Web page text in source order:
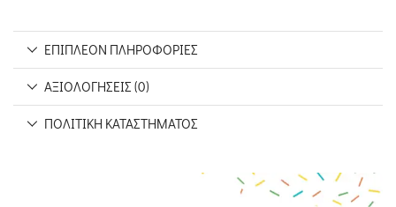
ΕΠΙΠΛΈΟΝ ΠΛΗΡΟΦΟΡΊΕΣ
ΑΞΙΟΛΟΓΉΣΕΙΣ (0)
ΠΟΛΙΤΙΚΉ ΚΑΤΑΣΤΉΜΑΤΟΣ